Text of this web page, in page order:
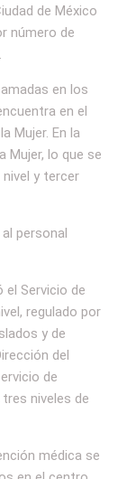
de México
número de
en los
en el
Mujer. En la
Mujer, lo que se
y tercer
personal
el Servicio de
regulado por
y de
del
de
niveles de
médica se